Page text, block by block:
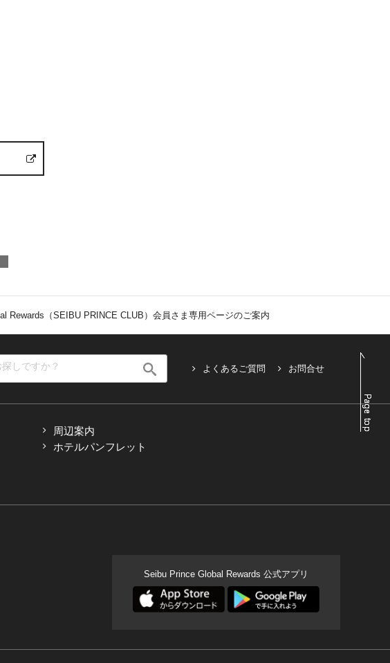
Rewards（SEIBU PRINCE CLUB）会員さま専用ページのご案内
よくあるご質問 お問合せ
周辺案内
ホテルパンフレット
Seibu Prince Global Rewards 公式アプリ